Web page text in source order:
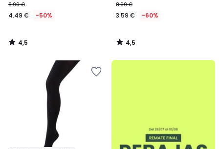
8.99 €
4.49 € -50%
4,5
/
8.99 €
3.59 € -60%
4,5
/
.